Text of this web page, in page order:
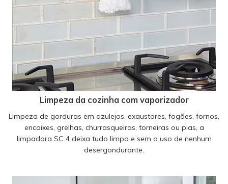
Limpeza da cozinha com vaporizador
Limpeza de gorduras em azulejos, exaustores, fogões, fornos,
encaixes, grelhas, churrasqueiras, torneiras ou pias, a
limpadora SC 4 deixa tudo limpo e sem o uso de nenhum
desergondurante.